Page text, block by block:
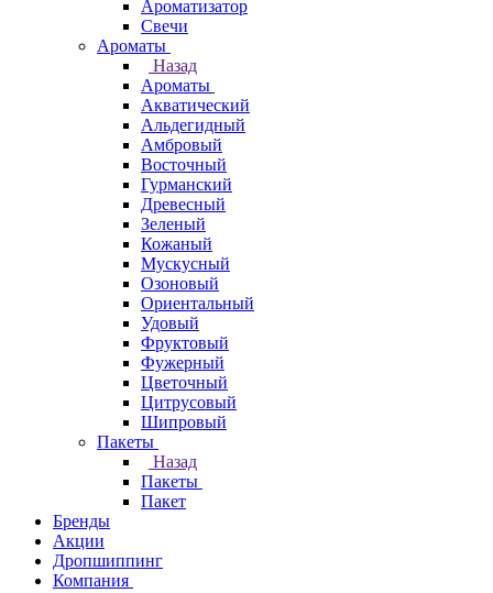
Ароматизатор
Свечи
Ароматы
Назад
Ароматы
Акватический
Альдегидный
Амбровый
Восточный
Гурманский
Древесный
Зеленый
Кожаный
Мускусный
Озоновый
Ориентальный
Удовый
Фруктовый
Фужерный
Цветочный
Цитрусовый
Шипровый
Пакеты
Назад
Пакеты
Пакет
Бренды
Акции
Дропшиппинг
Компания